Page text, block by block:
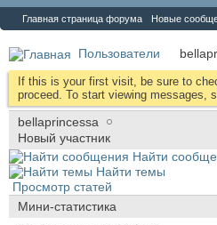
Главная страница форума Новые
Пользователи
If this is your first visit, be sure to
proceed. To start viewing messages,
bellaprincessa
Новый участник
Найти
Найти темы
Просмотр статей
Мини-статистика